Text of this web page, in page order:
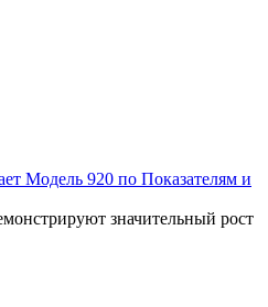
Модель 920 по Показателям и
значительный рост